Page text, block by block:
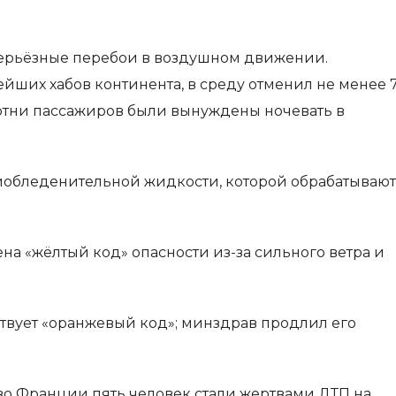
перебои в воздушном движении.
хабов континента, в среду отменил не менее
пассажиров были вынуждены ночевать в
жидкости, которой обрабатывают
«жёлтый код» опасности из-за сильного ветра и
«оранжевый код»; минздрав продлил его